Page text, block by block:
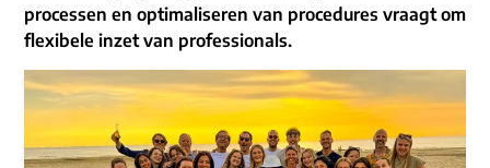
onze experts
ons dna
vestigingen
e-mail/telefoon
social media
processen en optimaliseren van procedures vraagt om
flexibele inzet van professionals.